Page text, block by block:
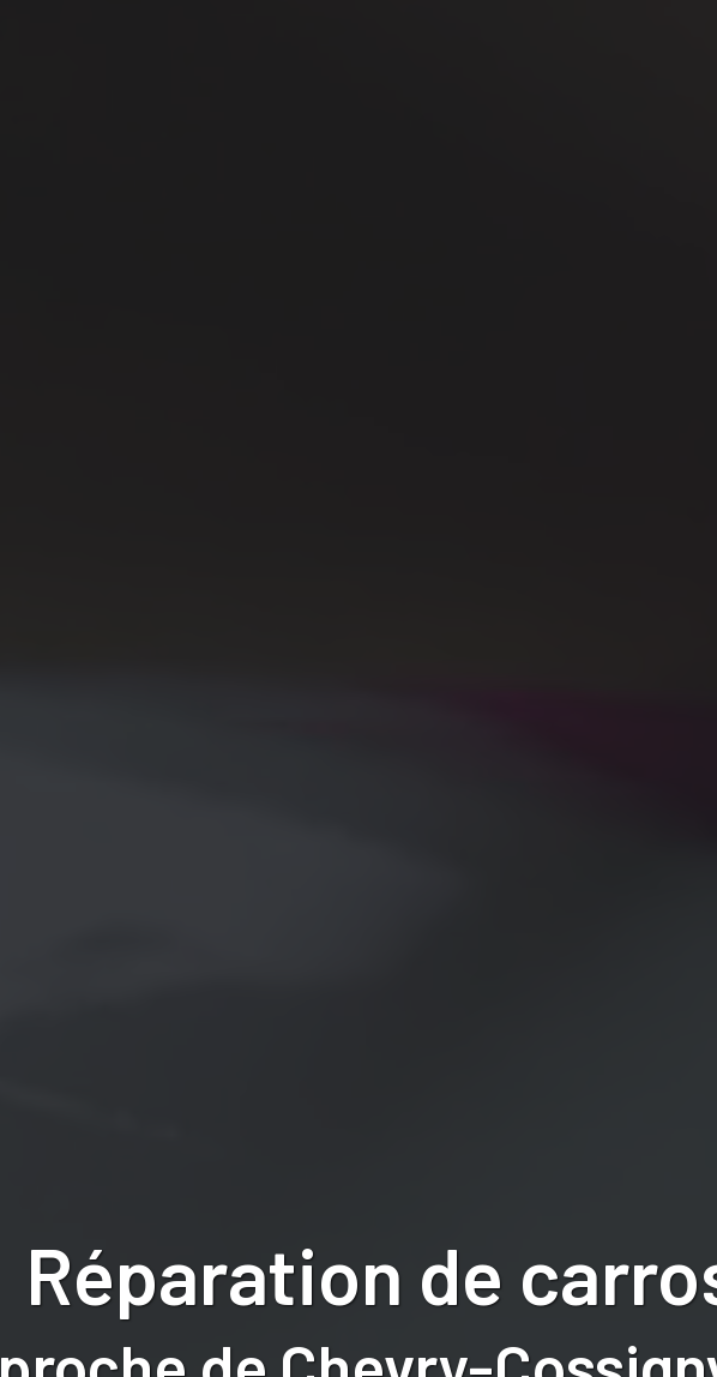
Réparation de